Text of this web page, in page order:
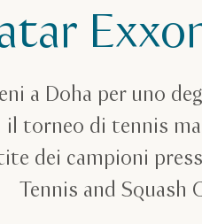
a Doha per uno
il torneo di tennis
dei campioni
Tennis and Squash